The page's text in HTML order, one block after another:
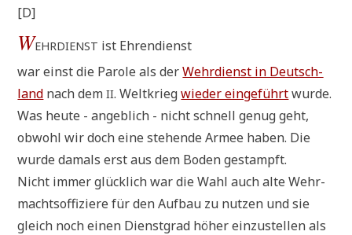
[D]
WEHRDIENST ist Ehrendienst
war einst die Paro­le als derWehr­dienst in Deutsch­
land nach demII. Welt­kriegwie­der ein­ge­führtwur­de.
Was heu­te - angeb­lich - nicht schnell genug geht,
obwohl wir doch eine ste­hen­de Armee haben. Die
wur­de damals erst aus dem Boden gestampft.
Nicht immer glück­lich war die Wahl auch alte Wehr­
machts­of­fi­zie­re für den Auf­bau zu nut­zen und sie
gleich noch einen Dienst­grad höher ein­zu­stel­len als